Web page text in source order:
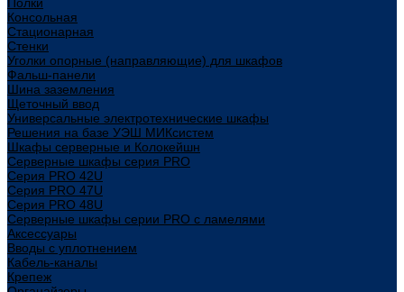
Консольная
Стационарная
Стенки
Уголки опорные (направляющие) для шкафов
Фальш-панели
Шина заземления
Щеточный ввод
Универсальные электротехнические шкафы
Решения на базе УЭШ МИКсистем
Шкафы серверные и Колокейшн
Серверные шкафы серия PRO
Серия PRO 42U
Серия PRO 47U
Серия PRO 48U
Серверные шкафы серии PRO с ламелями
Аксессуары
Вводы с уплотнением
Кабель-каналы
Крепеж